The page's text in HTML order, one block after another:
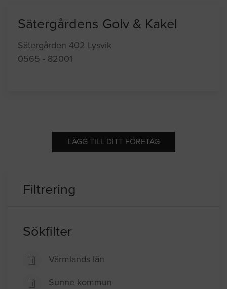
Sätergårdens Golv & Kakel
Sätergården 402 Lysvik
0565 - 82001
LÄGG TILL DITT FÖRETAG
Filtrering
Sökfilter
Värmlands län
Sunne kommun